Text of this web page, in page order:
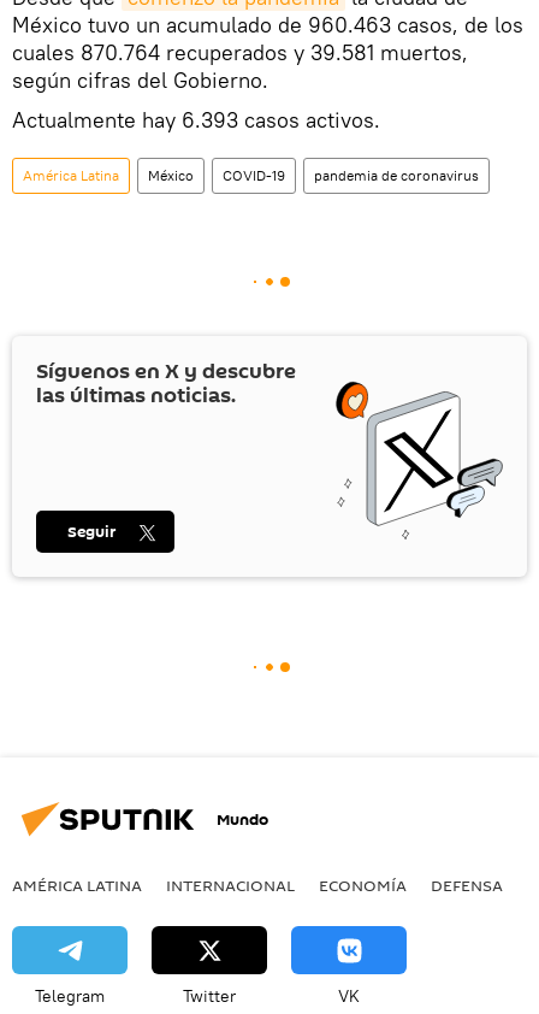
México tuvo un acumulado de 960.463 casos, de los
cuales 870.764 recuperados y 39.581 muertos,
según cifras del Gobierno.
Actualmente hay 6.393 casos activos.
América Latina México COVID-19 pandemia de coronavirus
Síguenos en X y descubre
las últimas noticias.
Seguir
Mundo
AMÉRICA LATINA INTERNACIONAL ECONOMÍA DEFENSA
Telegram Twitter VK